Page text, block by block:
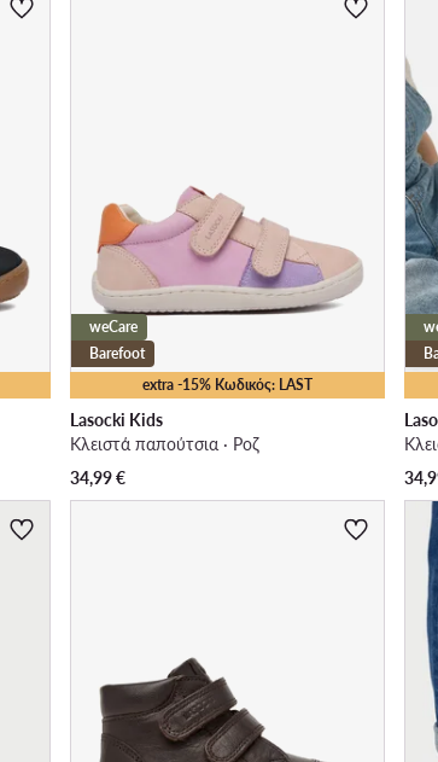
extra -15% Κωδικός: LAST
weCare
Barefoot
Lasocki Kids
Κλειστά παπούτσια · Ροζ
34,99€